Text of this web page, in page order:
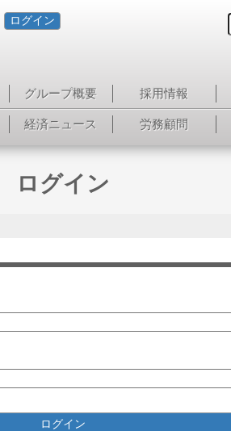
ログイン
グループ概要 採用情報
経済ニュース 労務顧問
ログイン
ログイン